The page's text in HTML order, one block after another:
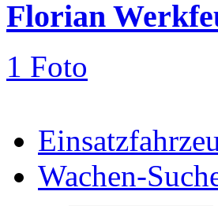
Florian
1 Foto
Wachen-